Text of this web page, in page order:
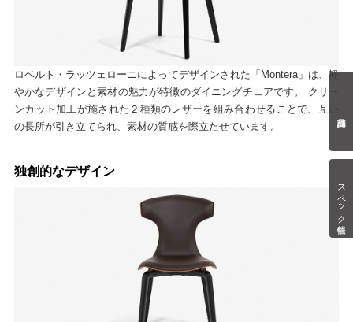
スペック情報
ロベルト・ラッツェローニによってデザインされた「Montera」は、軽
やかなデザインと素材の魅力が特徴のダイニングチェアです。 クリー
ンカット加工が施された２種類のレザーを組み合わせることで、互い
の長所が引き立てられ、素材の質感を際立たせています。
独創的なデザイン